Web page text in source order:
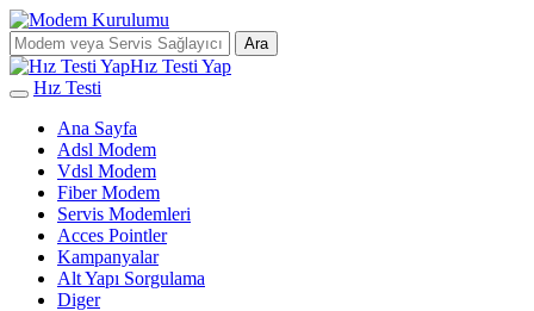
Ara
Hız Testi Yap
Hız Testi
Ana Sayfa
Adsl Modem
Vdsl Modem
Fiber Modem
Servis Modemleri
Acces Pointler
Kampanyalar
Alt Yapı Sorgulama
Diger